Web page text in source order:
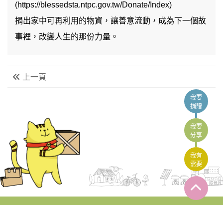
(https://blessedsta.ntpc.gov.tw/Donate/Index)
捐出家中可再利用的物資，讓善意流動，成為下一個故
事裡，改變人生的那份力量。
上一頁
我要
捐贈
我要
分享
我有
需要